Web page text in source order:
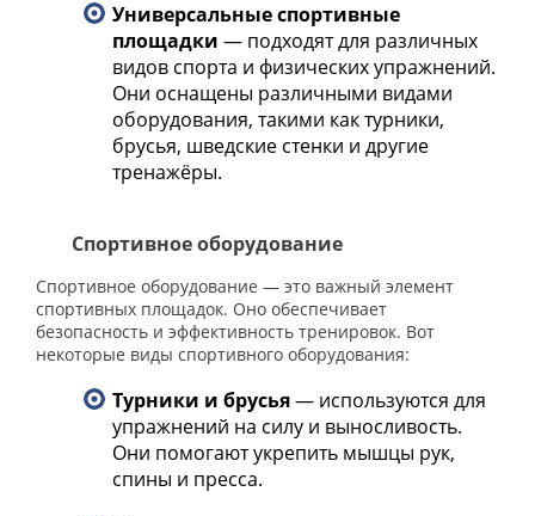
Универсальные спортивные
площадки — подходят для различных
видов спорта и физических упражнений.
Они оснащены различными видами
оборудования, такими как турники,
брусья, шведские стенки и другие
тренажёры.
Спортивное оборудование
Спортивное оборудование — это важный элемент
спортивных площадок. Оно обеспечивает
безопасность и эффективность тренировок. Вот
некоторые виды спортивного оборудования:
Турники и брусья— используются для
упражнений на силу и выносливость.
Они помогают укрепить мышцы рук,
спины и пресса.